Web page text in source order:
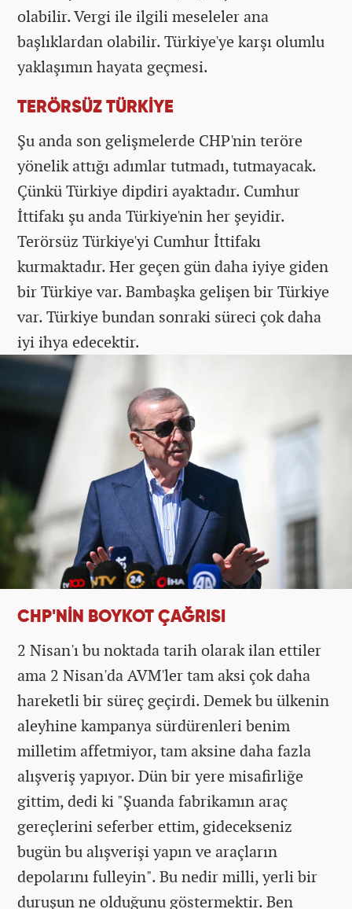
olabilir. Vergi ile ilgili meseleler ana
başlıklardan olabilir. Türkiye'ye karşı olumlu
yaklaşımın hayata geçmesi.
TERÖRSÜZ TÜRKİYE
Şu anda son gelişmelerde CHP'nin teröre
yönelik attığı adımlar tutmadı, tutmayacak.
Çünkü Türkiye dipdiri ayaktadır. Cumhur
İttifakı şu anda Türkiye'nin her şeyidir.
Terörsüz Türkiye'yi Cumhur İttifakı
kurmaktadır. Her geçen gün daha iyiye giden
bir Türkiye var. Bambaşka gelişen bir Türkiye
var. Türkiye bundan sonraki süreci çok daha
iyi ihya edecektir.
CHP'NİN BOYKOT ÇAĞRISI
2 Nisan'ı bu noktada tarih olarak ilan ettiler
ama 2 Nisan'da AVM'ler tam aksi çok daha
hareketli bir süreç geçirdi. Demek bu ülkenin
aleyhine kampanya sürdürenleri benim
milletim affetmiyor, tam aksine daha fazla
alışveriş yapıyor. Dün bir yere misafirliğe
gittim, dedi ki "Şuanda fabrikamın araç
gereçlerini seferber ettim, gidecekseniz
bugün bu alışverişi yapın ve araçların
depolarını fulleyin". Bu nedir milli, yerli bir
duruşun ne olduğunu göstermektir. Ben